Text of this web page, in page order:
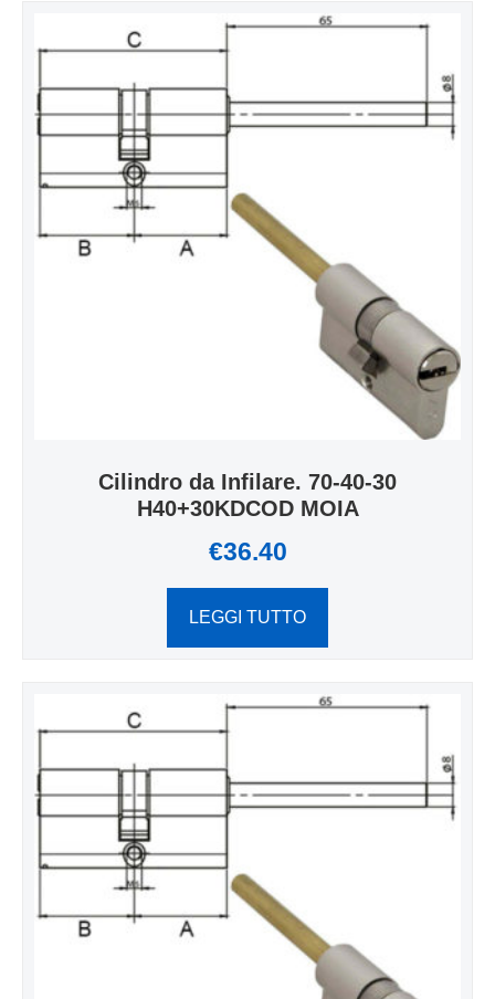
Cilindro da Infilare. 70-40-30
H40+30KDCOD MOIA
€36.40
LEGGI TUTTO